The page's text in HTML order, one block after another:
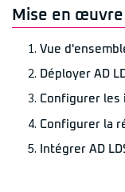
Mise en
Vue
Déployer AD
Configurer les
Configurer la
Intégrer AD